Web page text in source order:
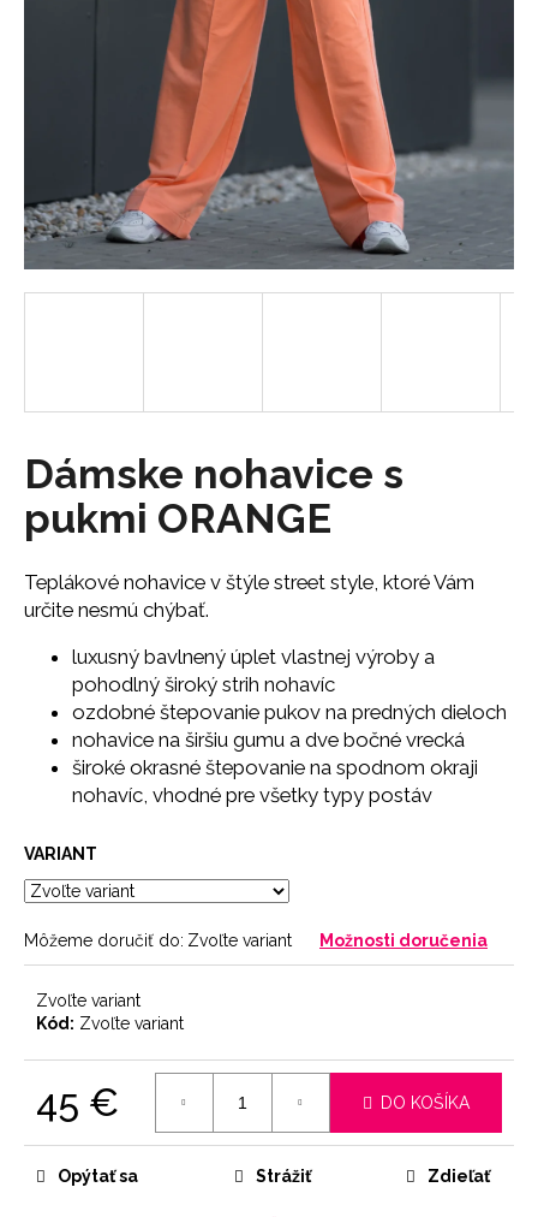
Dámske nohavice s
pukmi ORANGE
Teplákové nohavice v štýle street style, ktoré Vám
určite nesmú chýbať.
luxusný bavlnený úplet vlastnej výroby a
pohodlný široký strih nohavíc
ozdobné štepovanie pukov na predných dieloch
nohavice na širšiu gumu a dve bočné vrecká
široké okrasné štepovanie na spodnom okraji
nohavíc, vhodné pre všetky typy postáv
VARIANT
Môžeme doručiť do: Zvoľte variant Možnosti doručenia
Zvoľte variant
Kód: Zvoľte variant
45 € DO KOŠÍKA
Opýtať sa Strážiť Zdieľať
d
o
r
ú
č
a
m
e
SŤAHOVACIE
NOHAVIČKY
BLACK